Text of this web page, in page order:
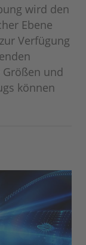
wird den
Ebene
Verfügung
Größen und
können